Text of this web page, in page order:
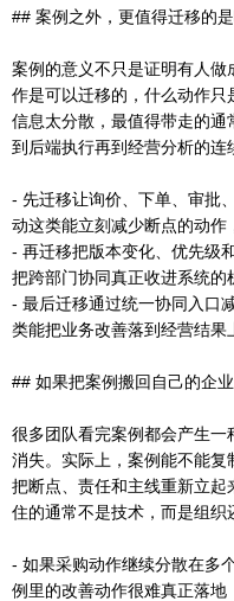
## 案例之外，更值得迁移的
案例的意义不只是证明有人
作是可以迁移的，什么动作
信息太分散，最值得带走的通
到后端执行再到经营分析的连
- 先迁移让询价、下单、审批
动这类能立刻减少断点的动作
- 再迁移把版本变化、优先级
把跨部门协同真正收进系统的
- 最后迁移通过统一协同入口
类能把业务改善落到经营结果
## 如果把案例搬回自己的企
很多团队看完案例都会产生
消失。实际上，案例能不能
把断点、责任和主线重新立
住的通常不是技术，而是组织
- 如果采购动作继续分散在多
例里的改善动作很难真正落地